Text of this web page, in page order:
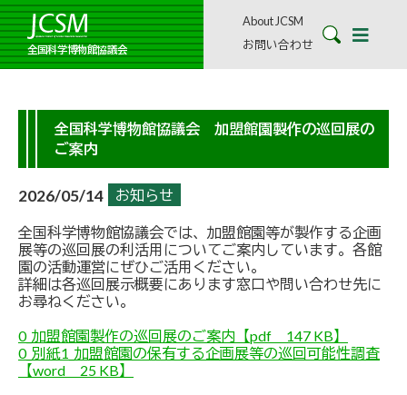
全国科学博物館協議会
About JCSM
お問い合わせ
全国科学博物館協議会 加盟館園製作の巡回展の
ご案内
2026/05/14 お知らせ
全国科学博物館協議会では、加盟館園等が製作する企画
展等の巡回展の利活用についてご案内しています。各館
園の活動運営にぜひご活用ください。
詳細は各巡回展示概要にあります窓口や問い合わせ先に
お尋ねください。
0_加盟館園製作の巡回展のご案内【pdf 147 KB】
0_別紙1_加盟館園の保有する企画展等の巡回可能性調査
【word 25 KB】